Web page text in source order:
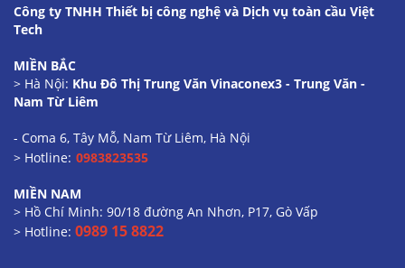
Nhận hàng trả tiền. Bảo
hành sản phẩm 18
Công ty TNHH Thiết bị công nghệ và Dịch vụ toàn cầu Việt
Tech
MIỀN BẮC
> Hà Nội: Khu Đô Thị Trung Văn Vinaconex3 - Trung Văn -
Nam Từ Liêm
- Coma 6, Tây Mỗ, Nam Từ Liêm, Hà Nội
> Hotline: 0983823535
MIỀN NAM
> Hồ Chí Minh: 90/18 đường An Nhơn, P17, Gò Vấp
> Hotline: 0989 15 8822